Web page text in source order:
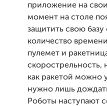
приложение на
момент на столе
защитить свою
количество
пулемет и
скорострельность,
как ракетой можно
нужно лишь
Роботы наступают